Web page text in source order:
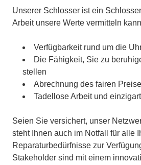
Unserer Schlosser ist ein
Arbeit unsere Werte vermitteln
Verfügbarkeit rund um die
Die Fähigkeit, Sie zu
stellen
Abrechnung des fairen
Tadellose Arbeit und
Seien Sie versichert, unser
steht Ihnen auch im Notfall für alle
Reparaturbedürfnisse zur
Stakeholder sind mit einem